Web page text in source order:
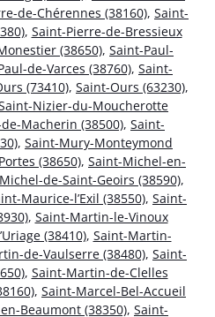
de-Chérennes (38160), Saint-
, Saint-Pierre-de-Bressieux
(38650), Saint-Paul-
de-Varces (38760), Saint-
(73410), Saint-Ours (63230),
Nizier-du-Moucherotte
Macherin (38500), Saint-
, Saint-Mury-Monteymond
(38650), Saint-Michel-en-
de-Saint-Geoirs (38590),
Maurice-l’Exil (38550), Saint-
, Saint-Martin-le-Vinoux
(38410), Saint-Martin-
de-Vaulserre (38480), Saint-
, Saint-Martin-de-Clelles
, Saint-Marcel-Bel-Accueil
Beaumont (38350), Saint-